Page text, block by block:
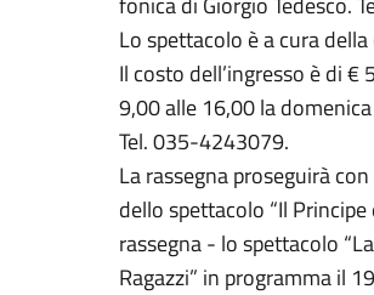
Lo spettacolo è a cura
Il costo dell’ingresso è di
9,00 alle 16,00 la
Tel. 035-4243079.
La rassegna proseguirà
dello spettacolo “Il
rassegna - lo spettacolo
Ragazzi” in programma il